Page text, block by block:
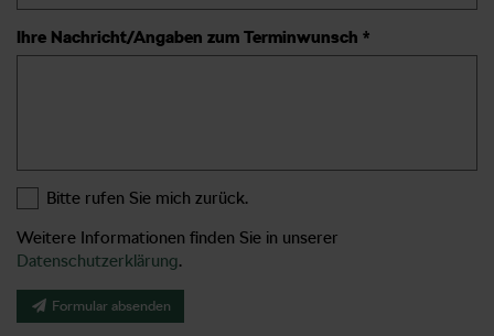
Ihre Nachricht/Angaben zum Terminwunsch *
Bitte rufen Sie mich zurück.
Weitere Informationen finden Sie in unserer
Datenschutzerklärung.
Formular absenden